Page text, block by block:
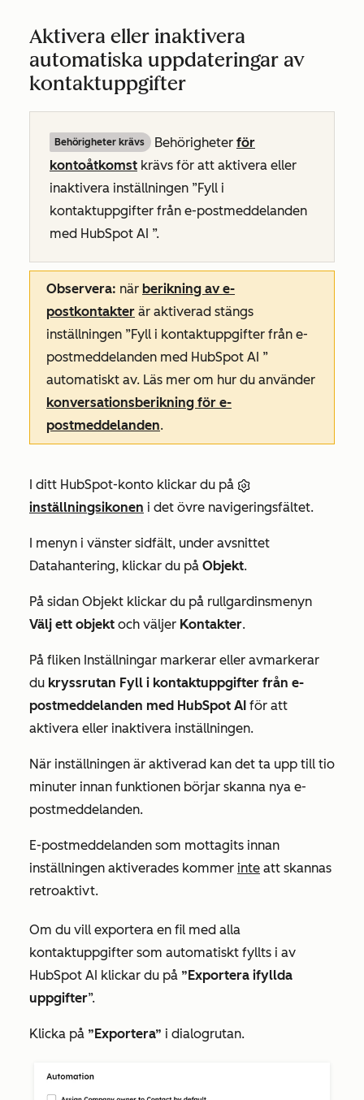
Aktivera eller inaktivera
automatiska uppdateringar av
kontaktuppgifter
Behörigheter krävs Behörigheter för
kontoåtkomst krävs för att aktivera eller
inaktivera inställningen ”Fyll i
kontaktuppgifter från e-postmeddelanden
med HubSpot AI ”.
Observera: när berikning av e-
postkontakter är aktiverad stängs
inställningen ”Fyll i kontaktuppgifter från e-
postmeddelanden med HubSpot AI ”
automatiskt av. Läs mer om hur du använder
konversationsberikning för e-
postmeddelanden.
I ditt HubSpot-konto klickar du på
inställningsikonen i det övre navigeringsfältet.
I menyn i vänster sidfält, under avsnittet
Datahantering, klickar du på Objekt.
På sidan Objekt klickar du på rullgardinsmenyn
Välj ett objekt och väljer Kontakter.
På fliken Inställningar markerar eller avmarkerar
du kryssrutan Fyll i kontaktuppgifter från e-
postmeddelanden med HubSpot AI för att
aktivera eller inaktivera inställningen.
När inställningen är aktiverad kan det ta upp till tio
minuter innan funktionen börjar skanna nya e-
postmeddelanden.
E-postmeddelanden som mottagits innan
inställningen aktiverades kommer inte att skannas
retroaktivt.
Om du vill exportera en fil med alla
kontaktuppgifter som automatiskt fyllts i av
HubSpot AI klickar du på ”Exportera ifyllda
uppgifter”.
Klicka på ”Exportera” i dialogrutan.